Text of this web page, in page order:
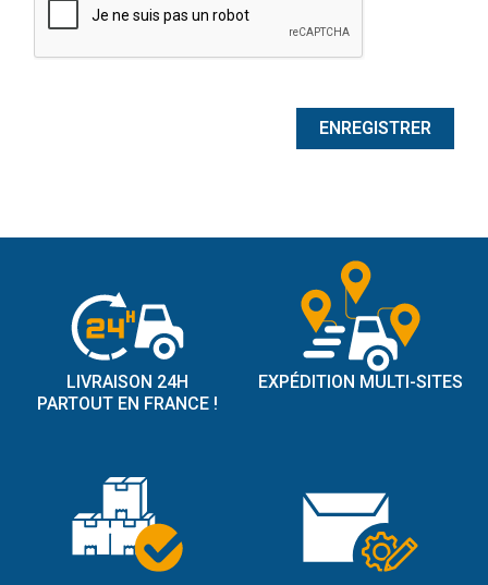
ENREGISTRER
LIVRAISON 24H
PARTOUT EN FRANCE !
EXPÉDITION MULTI-SITES